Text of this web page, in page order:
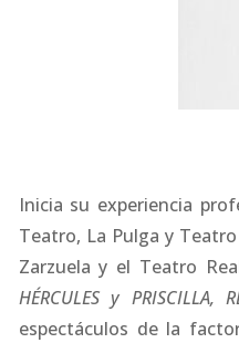
Inicia su experiencia
Teatro, La Pulga y
Zarzuela y el Teatro
HÉRCULES y PRISCILLA,
espectáculos de la